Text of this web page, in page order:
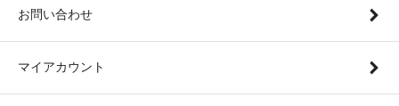
お問い合わせ
マイアカウント